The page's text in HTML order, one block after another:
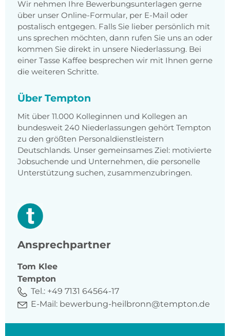
Wir nehmen Ihre Bewerbungsunterlagen gerne
über unser Online-Formular, per E-Mail oder
postalisch entgegen. Falls Sie lieber persönlich mit
uns sprechen möchten, dann rufen Sie uns an oder
kommen Sie direkt in unsere Niederlassung. Bei
einer Tasse Kaffee besprechen wir mit Ihnen gerne
die weiteren Schritte.
Über Tempton
Mit über 11.000 Kolleginnen und Kollegen an
bundesweit 240 Niederlassungen gehört Tempton
zu den größten Personaldienstleistern
Deutschlands. Unser gemeinsames Ziel: motivierte
Jobsuchende und Unternehmen, die personelle
Unterstützung suchen, zusammenzubringen.
Ansprechpartner
Tom Klee
Tempton
Tel.: +49 7131 64564-17
E-Mail: bewerbung-heilbronn@tempton.de